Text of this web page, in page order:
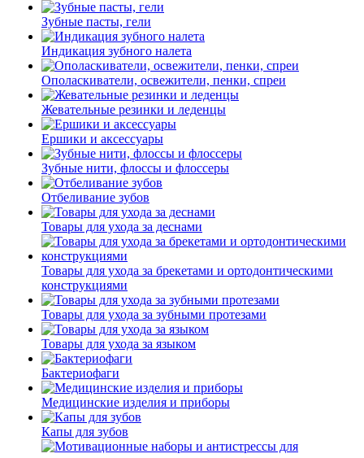
Зубные пасты, гели
Индикация зубного налета
Ополаскиватели, освежители, пенки, спреи
Жевательные резинки и леденцы
Ершики и аксессуары
Зубные нити, флоссы и флоссеры
Отбеливание зубов
Товары для ухода за деснами
Товары для ухода за брекетами и ортодонтическими
конструкциями
Товары для ухода за зубными протезами
Товары для ухода за языком
Бактериофаги
Медицинские изделия и приборы
Капы для зубов